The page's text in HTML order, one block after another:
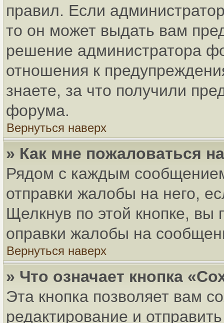
правил. Если
то он может выдать вам
решение администратора
отношения к
знаете, за что получили
форума.
Вернуться наверх
» Как мне пожаловаться
Рядом с каждым
отправки жалобы на него,
Щелкнув по этой кнопке,
оправки жалобы на
Вернуться наверх
» Что означает кнопка
Эта кнопка позволяет вам
редактирование и